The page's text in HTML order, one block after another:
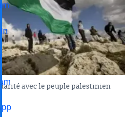
avec le peuple palestinien